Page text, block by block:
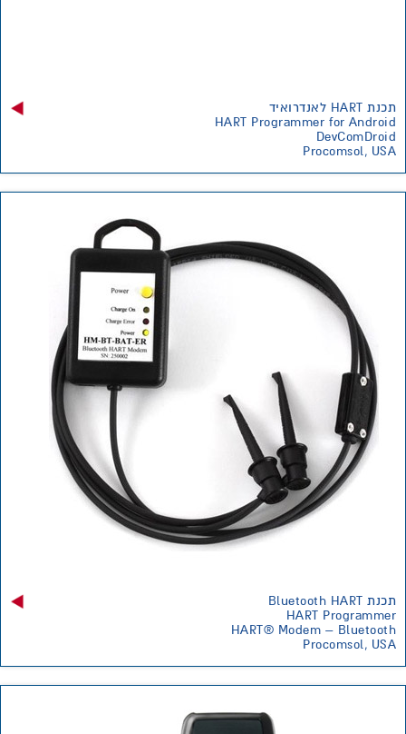
תכנת HART לאנדרואיד
HART Programmer for Android
DevComDroid
Procomsol, USA
תכנת Bluetooth HART
HART Programmer
HART® Modem – Bluetooth
Procomsol, USA